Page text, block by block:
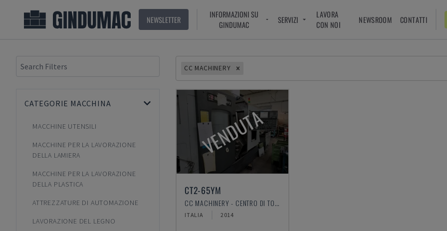
NEWSLETTER
INFORMAZIONI SU
GINDUMAC
SERVIZI
LAVORA
CON NOI
NEWSROOM CONTATTI
CATEGORIE MACCHINA
MACCHINE UTENSILI
MACCHINE PER LA LAVORAZIONE
DELLA LAMIERA
MACCHINE PER LA LAVORAZIONE
DELLA PLASTICA
ATTREZZATURE DI AUTOMAZIONE
LAVORAZIONE DEL LEGNO
CC MACHINERY
VENDUTA
CT2-65YM
CC MACHINERY - CENTRO DI TORNITURA-FRESATURA
ITALIA 2014